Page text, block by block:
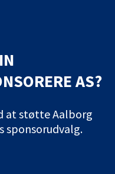
AS?
at støtte Aalborg
sponsorudvalg.